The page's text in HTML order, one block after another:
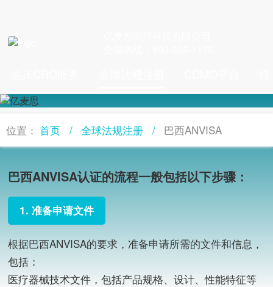
位置： 首页 全球法规注册 巴西ANVISA
巴西ANVISA认证的流程一般包括以下步骤：
1. 准备申请文件
根据巴西ANVISA的要求，准备申请所需的文件和信息，
包括：
医疗器械技术文件，包括产品规格、设计、性能特征等